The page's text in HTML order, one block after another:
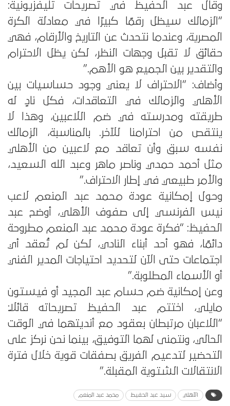
وقال عبد الحفيظ في تصريحات تليفزيونية:
“الزمالك سيظل رقمًا كبيرًا في معادلة الكرة
المصرية، وعندما نتحدث عن التاريخ والأرقام، فهي
حقائق لا تقبل وجهات النظر، لكن يظل الاحترام
والتقدير بين الجميع هو الأهم.”
وأضاف: “الاحتراف لا يعني وجود حساسيات بين
الأهلي والزمالك في التعاقدات، فكل نادٍ له
طريقته ومدرسته في ضم اللاعبين، وهذا لا
ينتقص من احترامنا للآخر. بالمناسبة، الزمالك
نفسه سبق وأن تعاقد مع لاعبين من الأهلي
مثل أحمد حمدي وناصر ماهر وعبد الله السعيد،
والأمر طبيعي في إطار الاحتراف.”
وحول إمكانية عودة محمد عبد المنعم لاعب
نيس الفرنسي إلى صفوف الأهلي، أوضح عبد
الحفيظ: “فكرة عودة محمد عبد المنعم مطروحة
دائمًا، فهو أحد أبناء النادي، لكن لم تُعقد أي
اجتماعات حتى الآن لتحديد احتياجات المدير الفني
أو الأسماء المطلوبة.”
وعن إمكانية ضم حسام عبد المجيد أو فيستون
مايلي، اختتم عبد الحفيظ تصريحاته قائلًا:
“اللاعبان مرتبطان بعقود مع أنديتهما في الوقت
الحالي، ونتمنى لهما التوفيق، بينما نحن نركز على
التحضير لتدعيم الفريق بصفقات قوية خلال فترة
الانتقالات الشتوية المقبلة.”
الأهلي سيد عبد الحفيظ محمد عبد المنعم